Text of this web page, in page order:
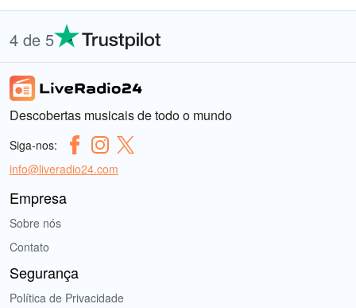
4 de 5
Descobertas musicais de todo o mundo
Siga-nos:
info@liveradio24.com
Empresa
Sobre nós
Contato
Segurança
Política de Privacidade